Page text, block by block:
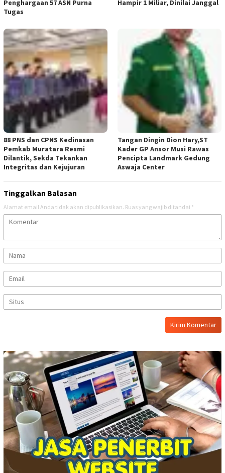
Penghargaan 57 ASN Purna
Tugas
Hampir 1 Miliar, Dinilai Janggal
88 PNS dan CPNS Kedinasan
Pemkab Muratara Resmi
Dilantik, Sekda Tekankan
Integritas dan Kejujuran
Tangan Dingin Dion Hary,ST
Kader GP Ansor Musi Rawas
Pencipta Landmark Gedung
Aswaja Center
Tinggalkan Balasan
Alamat email Anda tidak akan dipublikasikan. Ruas yang wajib ditandai *